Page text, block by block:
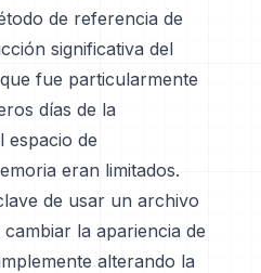
de referencia de
significativa del
fue particularmente
días de la
espacio de
eran limitados.
de usar un archivo
la apariencia de
alterando la